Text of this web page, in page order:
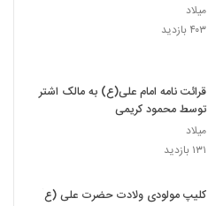
میلاد
۴۰۳ بازدید
قرائت نامه امام علی(ع) به مالک اشتر
توسط محمود کریمی
میلاد
۱۳۱ بازدید
کلیپ مولودی ولادت حضرت علی (ع)